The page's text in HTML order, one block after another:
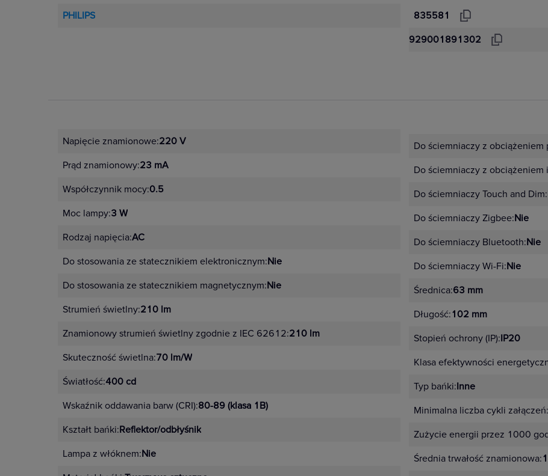
PHILIPS
835581
929001891302
Napięcie znamionowe:220 V
Prąd znamionowy:23 mA
Współczynnik mocy:0.5
Moc lampy:3 W
Rodzaj napięcia:AC
Do stosowania ze statecznikiem elektronicznym:Nie
Do stosowania ze statecznikiem magnetycznym:Nie
Strumień świetlny:210 lm
Znamionowy strumień świetlny zgodnie z IEC 62612:210 lm
Skuteczność świetlna:70 lm/W
Światłość:400 cd
Wskaźnik oddawania barw (CRI):80-89 (klasa 1B)
Kształt bańki:Reflektor/odbłyśnik
Lampa z włóknem:Nie
Do ściemniaczy z obciążeniem
Do ściemniaczy z obciążeniem
Do ściemniaczy Touch and Dim:
Do ściemniaczy Zigbee:Nie
Do ściemniaczy Bluetooth:Nie
Do ściemniaczy Wi-Fi:Nie
Średnica:63 mm
Długość:102 mm
Stopień ochrony (IP):IP20
Klasa efektywności
Typ bańki:Inne
Minimalna liczba cykli załączeń:
Zużycie energii przez 1000
Średnia trwałość znamionowa: